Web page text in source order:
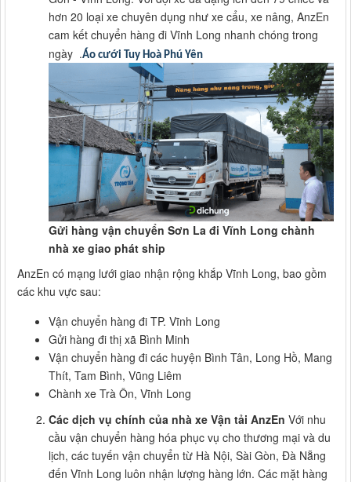
hơn 20 loại xe chuyên dụng như xe cẩu, xe nâng, AnzEn
cam kết chuyển hàng đi Vĩnh Long nhanh chóng trong
ngày .Áo cưới Tuy Hoà Phú Yên
Gửi hàng vận chuyển Sơn La đi Vĩnh Long chành
nhà xe giao phát ship
AnzEn có mạng lưới giao nhận rộng khắp Vĩnh Long, bao gồm
các khu vực sau:
Vận chuyển hàng đi TP. Vĩnh Long
Gửi hàng đi thị xã Bình Minh
Vận chuyển hàng đi các huyện Bình Tân, Long Hồ, Mang
Thít, Tam Bình, Vũng Liêm
Chành xe Trà Ôn, Vĩnh Long
Các dịch vụ chính của nhà xe Vận tải AnzEn Với nhu
cầu vận chuyển hàng hóa phục vụ cho thương mại và du
lịch, các tuyến vận chuyển từ Hà Nội, Sài Gòn, Đà Nẵng
đến Vĩnh Long luôn nhận lượng hàng lớn. Các mặt hàng